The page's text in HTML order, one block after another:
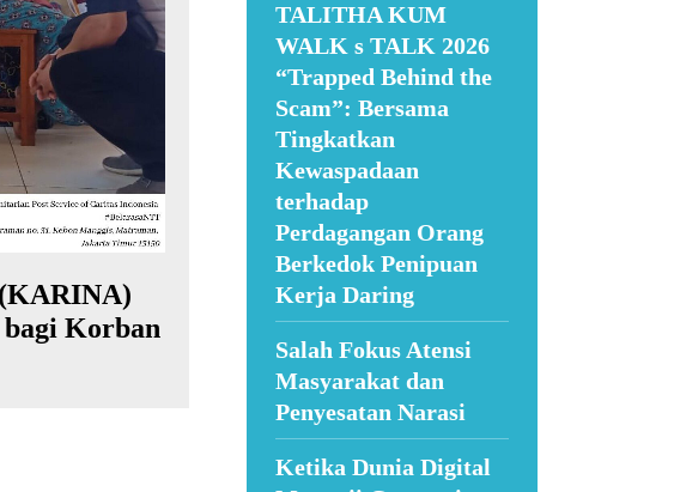
Korban
TALITHA KUM
WALK s TALK 2026
“Trapped Behind the
Scam”: Bersama
Tingkatkan
Kewaspadaan
terhadap
Perdagangan Orang
Berkedok Penipuan
Kerja Daring
Salah Fokus Atensi
Masyarakat dan
Penyesatan Narasi
Ketika Dunia Digital